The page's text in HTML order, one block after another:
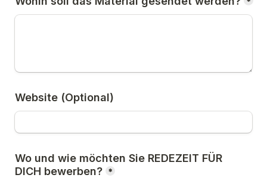
Website (Optional)
Wo und wie möchten Sie REDEZEIT FÜR
DICH bewerben? *